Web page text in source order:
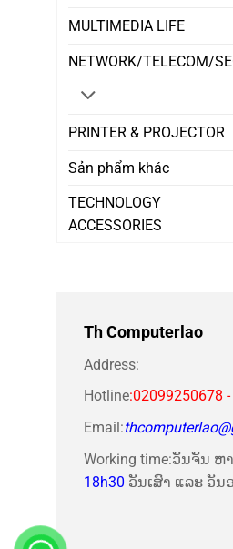
MULTIMEDIA LIFE
NETWORK/TELECOM/
PRINTER & PROJECTOR
Sản phẩm khác
TECHNOLOGY
ACCESSORIES
Th Computerlao
Address:
Hotline:02099250678
Email:
Working time:ວັນຈັນ ຫ
18h30 ວັນເສົາ ແລະ ວັນ